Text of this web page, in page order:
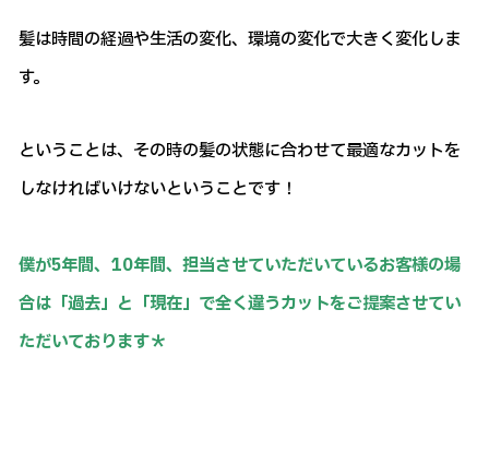
髪は時間の経過や生活の変化、環境の変化で大きく変化しま
す。
ということは、その時の髪の状態に合わせて最適なカットを
しなければいけないということです！
僕が5年間、10年間、担当させていただいているお客様の場
合は「過去」と「現在」で全く違うカットをご提案させてい
ただいております＊